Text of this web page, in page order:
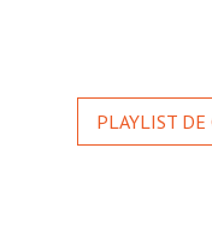
PLAYLIST DE